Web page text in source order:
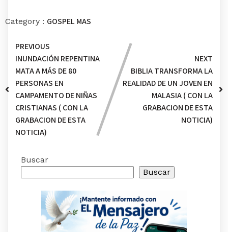
Category : GOSPEL MAS
PREVIOUS
INUNDACIÓN REPENTINA
MATA A MÁS DE 80
PERSONAS EN
CAMPAMENTO DE NIÑAS
CRISTIANAS ( CON LA
GRABACION DE ESTA
NOTICIA)
NEXT
BIBLIA TRANSFORMA LA
REALIDAD DE UN JOVEN EN
MALASIA ( CON LA
GRABACION DE ESTA
NOTICIA)
Buscar
Buscar